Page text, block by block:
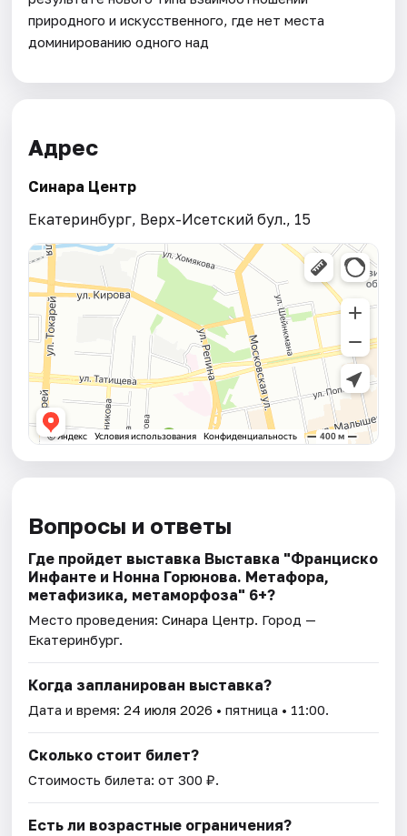
природного и искусственного, где нет места
доминированию одного над
Адрес
Синара Центр
Екатеринбург, Верх-Исетский бул., 15
Вопросы и ответы
Где пройдет выставка Выставка "Франциско
Инфанте и Нонна Горюнова. Метафора,
метафизика, метаморфоза" 6+?
Место проведения:Синара Центр. Город —
Екатеринбург.
Когда запланирован выставка?
Дата и время:24 июля 2026 • пятница • 11:00.
Сколько стоит билет?
Стоимость билета: от 300 ₽.
Есть ли возрастные ограничения?